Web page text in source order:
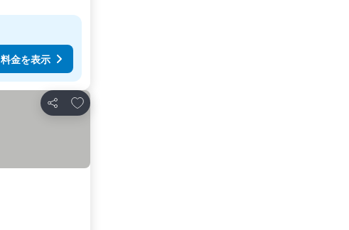
料金を表示
シェア
お気に入りに追加